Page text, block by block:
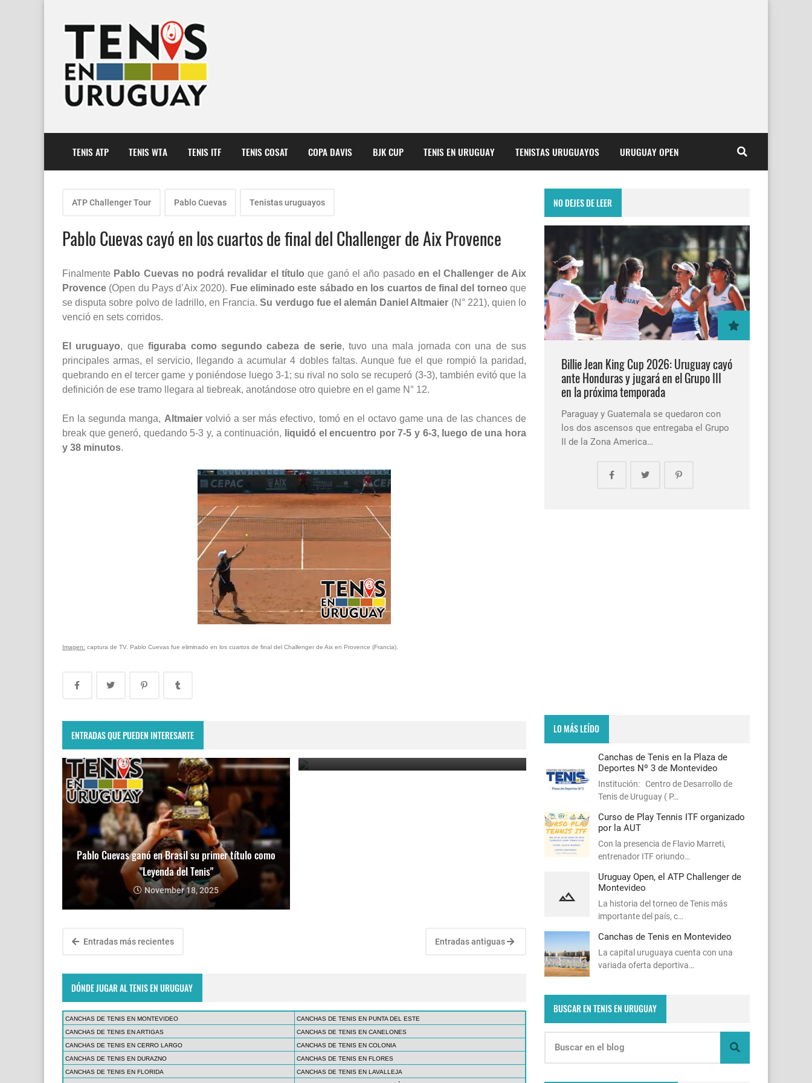
TENIS ATP TENIS WTA TENIS ITF TENIS COSAT COPA DAVIS BJK CUP TENIS EN URUGUAY TENISTAS URUGUAYOS URUGUAY OPEN
ATP Challenger Tour Pablo Cuevas Tenistas uruguayos
Pablo Cuevas cayó en los cuartos de final del Challenger de Aix Provence
Finalmente Pablo Cuevas no podrá revalidar el título que ganó el año pasado en el Challenger de Aix
Provence (Open du Pays d’Aix 2020). Fue eliminado este sábado en los cuartos de final del torneo que
se disputa sobre polvo de ladrillo, en Francia.Su verdugo fue el alemán Daniel Altmaier (N° 221), quien lo
venció en sets corridos.
El uruguayo, quefiguraba como segundo cabeza de serie, tuvo una mala jornada con una de sus
principales armas, el servicio, llegando a acumular 4 dobles faltas. Aunque fue el que rompió la paridad,
quebrando en el tercer game y poniéndose luego 3-1; su rival no solo se recuperó (3-3), también evitó que la
definición de ese tramo llegara al tiebreak, anotándose otro quiebre en el game N° 12.
En la segunda manga, Altmaiervolvió a ser más efectivo, tomó en el octavo game una de las chances de
break que generó, quedando 5-3 y, a continuación,
liquidó el encuentro por 7-5 y 6-3, luego de una hora
y 38 minutos.
Imagen: captura de TV. Pablo Cuevas fue eliminado en los cuartos de final del Challenger de Aix en Provence (Francia).
ENTRADAS QUE PUEDEN INTERESARTE
Pablo Cuevas ganó en Brasil su primer título como
"Leyenda del Tenis"
November 18, 2025
Entradas más recientes Entradas antiguas
DÓNDE JUGAR AL TENIS EN URUGUAY
CANCHAS DE TENIS EN MONTEVIDEO
CANCHAS DE TENIS EN PUNTA DEL ESTE
CANCHAS DE TENIS EN ARTIGAS
CANCHAS DE TENIS EN CANELONES
CANCHAS DE TENIS EN CERRO LARGO
CANCHAS DE TENIS EN COLONIA
CANCHAS DE TENIS EN DURAZNO
CANCHAS DE TENIS EN FLORES
CANCHAS DE TENIS EN FLORIDA
CANCHAS DE TENIS EN LAVALLEJA
NO DEJES DE LEER
Billie Jean King Cup 2026: Uruguay cayó
ante Honduras y jugará en el Grupo III
en la próxima temporada
Paraguay y Guatemala se quedaron con
los dos ascensos que entregaba el Grupo
II de la Zona America…
LO MÁS LEÍDO
Canchas de Tenis en la Plaza de
Deportes Nº 3 de Montevideo
Institución: Centro de Desarrollo de
Tenis de Uruguay ( P…
Curso de Play Tennis ITF organizado
por la AUT
Con la presencia de Flavio Marreti,
entrenador ITF oriundo…
Uruguay Open, el ATP Challenger de
Montevideo
La historia del torneo de Tenis más
importante del país, c…
Canchas de Tenis en Montevideo
La capital uruguaya cuenta con una
variada oferta deportiva…
BUSCAR EN TENIS EN URUGUAY